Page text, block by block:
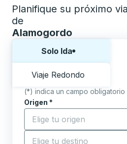
Planifique su próximo
de
Alamogordo
Solo Ida
Viaje Redondo
(*) indica un campo obligatorio
Origen *
Comience a escribir la
Destino *
Comience a escribir la